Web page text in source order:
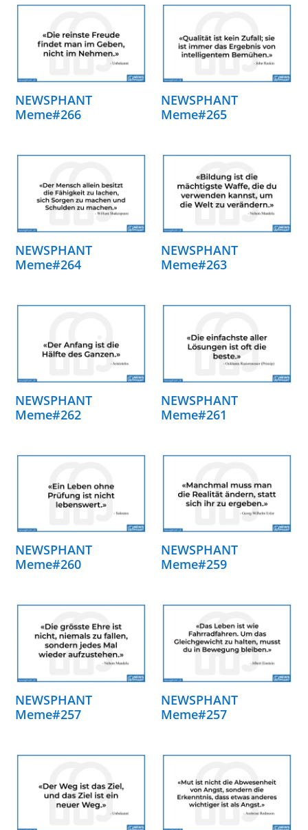
NEWSPHANT
Meme#266
NEWSPHANT
Meme#265
NEWSPHANT
Meme#264
NEWSPHANT
Meme#263
NEWSPHANT
Meme#262
NEWSPHANT
Meme#261
NEWSPHANT
Meme#260
NEWSPHANT
Meme#259
NEWSPHANT
Meme#257
NEWSPHANT
Meme#257